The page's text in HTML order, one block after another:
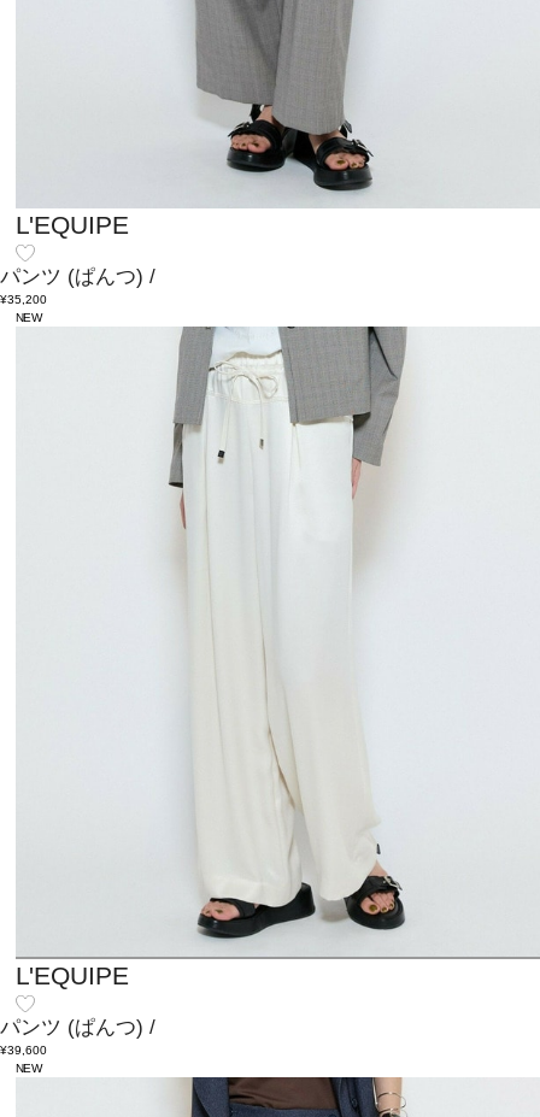
L'EQUIPE
パンツ (ぱんつ) /
¥35,200
NEW
L'EQUIPE
パンツ (ぱんつ) /
¥39,600
NEW